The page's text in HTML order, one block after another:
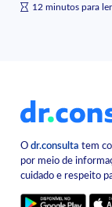
12 minutos para ler
Odr.consulta tem
por meio de
cuidado e respeito